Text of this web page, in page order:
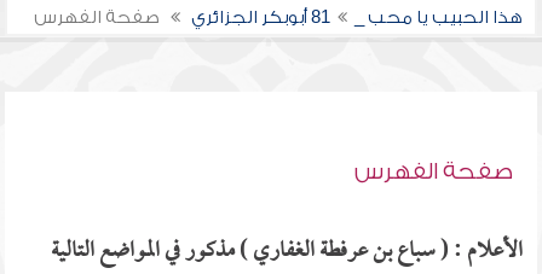
هذا الحبيب يا محب _81
أبوبكر الجزائري صفحة الفهرس
صفحة الفهرس
الأعلام : ( سباع بن عرفطة الغفاري ) مذكور في المواضع التالية